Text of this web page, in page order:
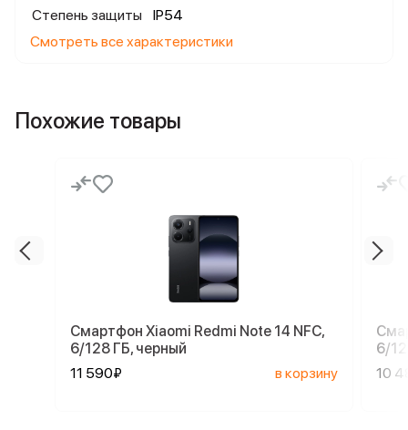
Степень защиты
IP54
Смотреть все характеристики
Похожие товары
Смартфон Xiaomi Redmi Note 14 NFC,
6/128 ГБ, черный
11 590₽
в корзину
6/
10